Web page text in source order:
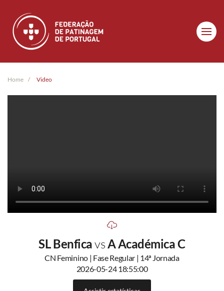
Skip to main content
Home Video
SL BenficavsA Académica C
CN Feminino | Fase Regular | 14ª Jornada
2026-05-24 18:55:00